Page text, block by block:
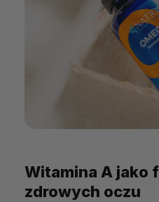
Witamina A jako
zdrowych oczu